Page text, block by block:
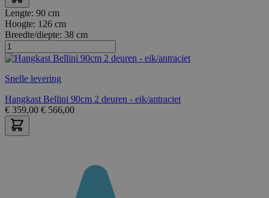
Lengte: 90 cm
Hoogte: 126 cm
Breedte/diepte: 38 cm
Snelle levering
Hangkast Bellini 90cm 2 deuren - eik/antraciet
€ 359,00 € 566,00